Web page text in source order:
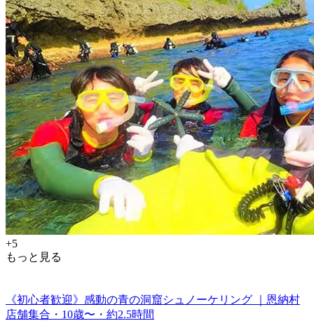
+5
もっと見る
《初心者歓迎》感動の青の洞窟シュノーケリング ｜恩納村
店舗集合・10歳〜・約2.5時間